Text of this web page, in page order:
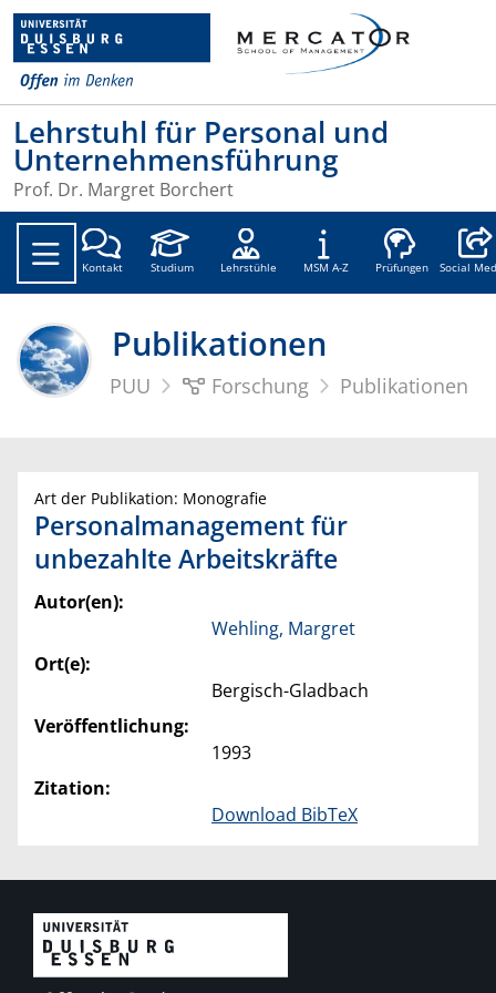
Lehrstuhl für Personal und
Unternehmensführung
Prof. Dr. Margret Borchert
Kontakt Studium Lehrstühle MSM A-Z Prüfungen Social
Publikationen
PUU Forschung Publikationen
Art der Publikation: Monografie
Personalmanagement für
unbezahlte Arbeitskräfte
Autor(en):
Wehling, Margret
Ort(e):
Bergisch-Gladbach
Veröffentlichung:
1993
Zitation:
Download BibTeX